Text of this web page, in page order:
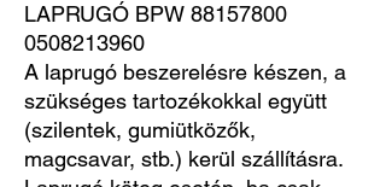
LAPRUGÓ BPW 88157800
0508213960
A laprugó beszerelésre készen, a
szükséges tartozékokkal együtt
(szilentek, gumiütközők,
magcsavar, stb.) kerül szállításra.